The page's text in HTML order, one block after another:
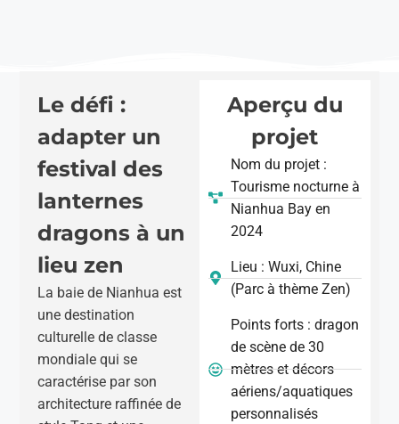
Le défi :
adapter un
festival des
lanternes
dragons à un
lieu zen
La baie de Nianhua est
une destination
culturelle de classe
mondiale qui se
caractérise par son
architecture raffinée de
Aperçu du
projet
Nom du projet :
Tourisme nocturne à
Nianhua Bay en
2024
Lieu : Wuxi, Chine
(Parc à thème Zen)
Points forts : dragon
de scène de 30
mètres et décors
aériens/aquatiques
personnalisés